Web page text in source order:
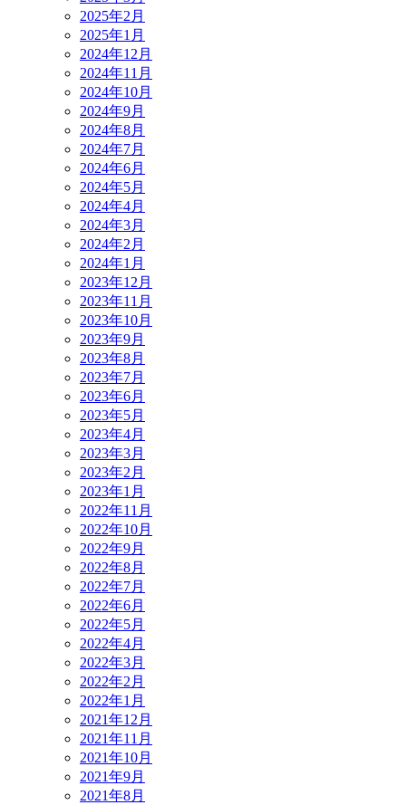
2025年2月
2025年1月
2024年12月
2024年11月
2024年10月
2024年9月
2024年8月
2024年7月
2024年6月
2024年5月
2024年4月
2024年3月
2024年2月
2024年1月
2023年12月
2023年11月
2023年10月
2023年9月
2023年8月
2023年7月
2023年6月
2023年5月
2023年4月
2023年3月
2023年2月
2023年1月
2022年11月
2022年10月
2022年9月
2022年8月
2022年7月
2022年6月
2022年5月
2022年4月
2022年3月
2022年2月
2022年1月
2021年12月
2021年11月
2021年10月
2021年9月
2021年8月